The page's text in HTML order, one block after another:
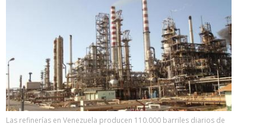
Las refinerías en Venezuela producen 110.000 barriles diarios de